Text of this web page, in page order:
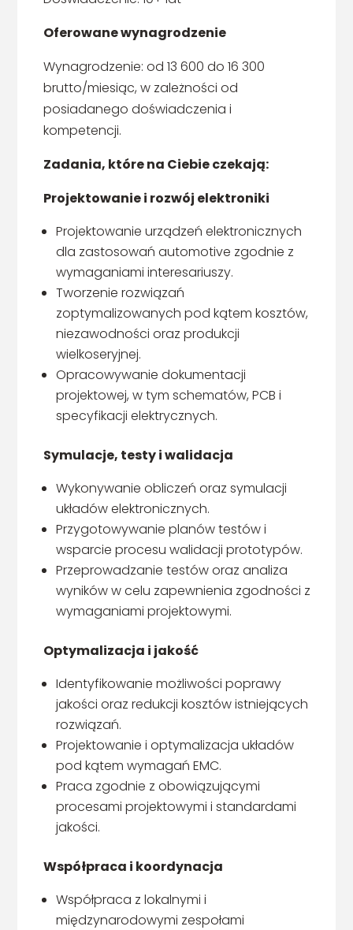
Oferowane wynagrodzenie
Wynagrodzenie: od 13 600 do 16 300
brutto/miesiąc, w zależności od
posiadanego doświadczenia i
kompetencji.
Zadania, które na Ciebie czekają:
Projektowanie i rozwój elektroniki
Projektowanie urządzeń elektronicznych
dla zastosowań automotive zgodnie z
wymaganiami interesariuszy.
Tworzenie rozwiązań
zoptymalizowanych pod kątem kosztów,
niezawodności oraz produkcji
wielkoseryjnej.
Opracowywanie dokumentacji
projektowej, w tym schematów, PCB i
specyfikacji elektrycznych.
Symulacje, testy i walidacja
Wykonywanie obliczeń oraz symulacji
układów elektronicznych.
Przygotowywanie planów testów i
wsparcie procesu walidacji prototypów.
Przeprowadzanie testów oraz analiza
wyników w celu zapewnienia zgodności z
wymaganiami projektowymi.
Optymalizacja i jakość
Identyfikowanie możliwości poprawy
jakości oraz redukcji kosztów istniejących
rozwiązań.
Projektowanie i optymalizacja układów
pod kątem wymagań EMC.
Praca zgodnie z obowiązującymi
procesami projektowymi i standardami
jakości.
Współpraca i koordynacja
Współpraca z lokalnymi i
międzynarodowymi zespołami